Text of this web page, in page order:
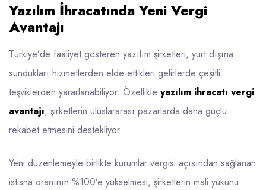
Yazılım İhracatında Yeni Vergi
Avantajı
Türkiye’de faaliyet gösteren yazılım şirketleri, yurt dışına
sundukları hizmetlerden elde ettikleri gelirlerde çeşitli
teşviklerden yararlanabiliyor. Özellikle yazılım ihracatı vergi
avantajı, şirketlerin uluslararası pazarlarda daha güçlü
rekabet etmesini destekliyor.
Yeni düzenlemeyle birlikte kurumlar vergisi açısından sağlanan
istisna oranının %100’e yükselmesi, şirketlerin mali yükünü